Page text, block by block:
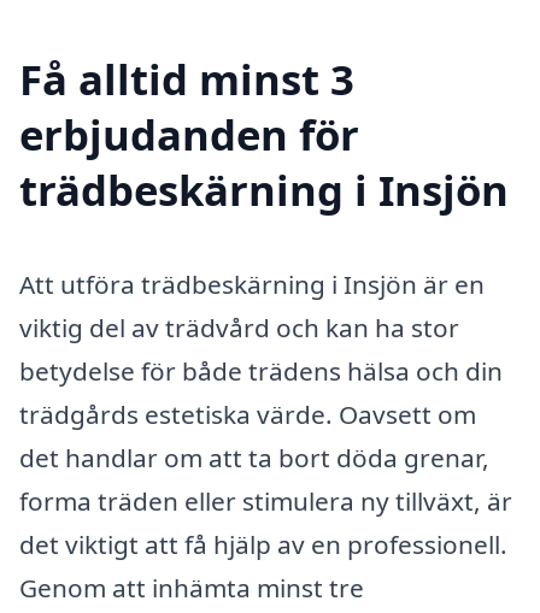
Få alltid minst 3
erbjudanden för
trädbeskärning i Insjön
Att utföra trädbeskärning i Insjön är en
viktig del av trädvård och kan ha stor
betydelse för både trädens hälsa och din
trädgårds estetiska värde. Oavsett om
det handlar om att ta bort döda grenar,
forma träden eller stimulera ny tillväxt, är
det viktigt att få hjälp av en professionell.
Genom att inhämta minst tre